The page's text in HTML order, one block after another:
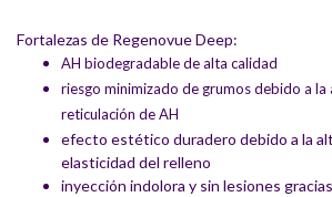
Fortalezas de Regenovue Deep:
AH biodegradable de alta calidad
riesgo minimizado de grumos debido a la
reticulación de AH
efecto estético duradero debido a la
elasticidad del relleno
inyección indolora y sin lesiones